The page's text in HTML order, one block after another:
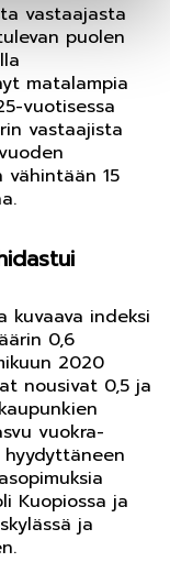
vastaajasta
puolen
matalampia
vuotisessa
vastaajista
15
kuvaava indeksi
0,6
2020
nousivat 0,5 ja
vuokra-
Kuopiossa ja
ja